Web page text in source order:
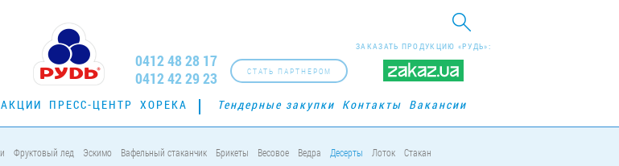
ЗАКАЗАТЬ ПРОДУКЦИЮ «РУДЬ»:
СТАТЬ ПАРТНЕРОМ
0412 48 28 17
0412 42 29 23
АКЦИИ ПРЕСС-ЦЕНТР ХОРЕКА Тендерные закупки Контакты Вакансии
Фруктовый лед Эскимо Вафельный стаканчик Брикеты Весовое Ведра Десерты Лоток Стакан